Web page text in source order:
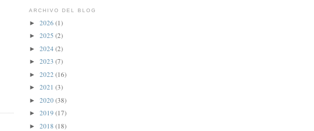
ARCHIVO DEL BLOG
► 2026 (1)
► 2025 (2)
► 2024 (2)
► 2023 (7)
► 2022 (16)
► 2021 (3)
► 2020(38)
► 2019 (17)
► 2018 (18)